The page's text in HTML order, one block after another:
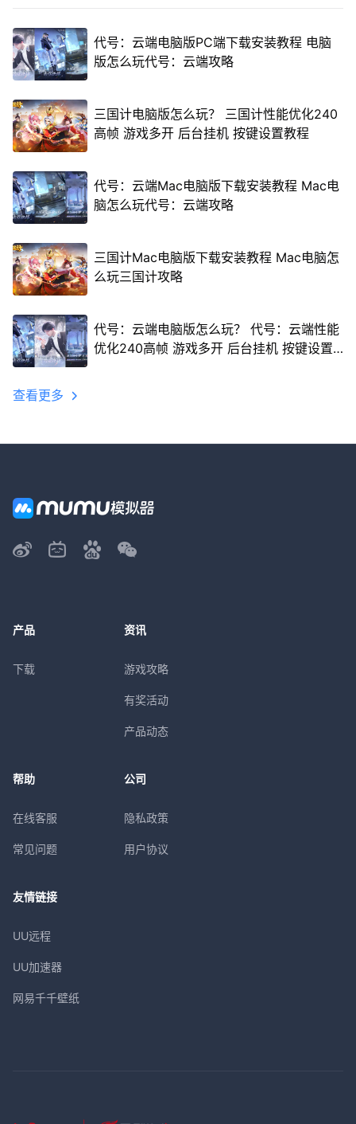
代号：云端电脑版PC端下载安装教程 电脑
版怎么玩代号：云端攻略
三国计电脑版怎么玩？ 三国计性能优化240
高帧 游戏多开 后台挂机 按键设置教程
代号：云端Mac电脑版下载安装教程 Mac电
脑怎么玩代号：云端攻略
三国计Mac电脑版下载安装教程 Mac电脑怎
么玩三国计攻略
代号：云端电脑版怎么玩？ 代号：云端性能
优化240高帧 游戏多开 后台挂机 按键设置
查看更多
产品
下载
资讯
游戏攻略
有奖活动
产品动态
帮助
在线客服
常见问题
公司
隐私政策
用户协议
友情链接
UU远程
UU加速器
网易千千壁纸